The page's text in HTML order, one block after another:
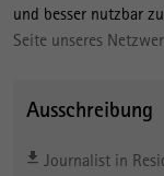
und besser nutzbar
Seite unseres
Ausschreibung
Journalist in